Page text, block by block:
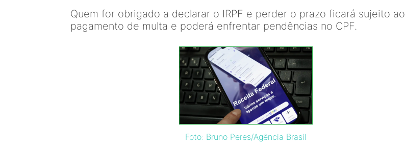
Quem for obrigado a declarar o IRPF e perder o prazo ficará sujeito ao
pagamento de multa e poderá enfrentar pendências no CPF.
Foto: Bruno Peres/Agência Brasil